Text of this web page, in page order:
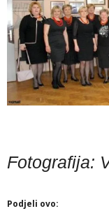
Fotografija:
Podjeli ovo: